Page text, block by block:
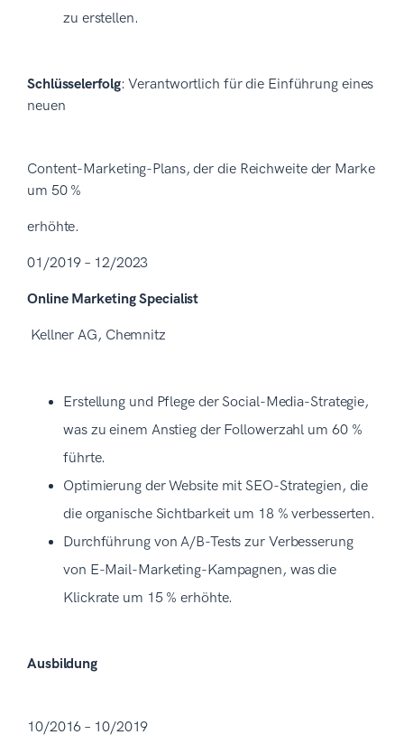
zu erstellen.
Schlüsselerfolg: Verantwortlich für die Einführung eines
neuen
Content-Marketing-Plans, der die Reichweite der Marke
um 50 %
erhöhte.
01/2019 – 12/2023
Online Marketing Specialist
Kellner AG, Chemnitz
Erstellung und Pflege der Social-Media-Strategie,
was zu einem Anstieg der Followerzahl um 60 %
führte.
Optimierung der Website mit SEO-Strategien, die
die organische Sichtbarkeit um 18 % verbesserten.
Durchführung von A/B-Tests zur Verbesserung
von E-Mail-Marketing-Kampagnen, was die
Klickrate um 15 % erhöhte.
Ausbildung
10/2016 – 10/2019